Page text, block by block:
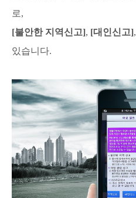
로,
[불안한 지역신고], [대인신고],
있습니다.